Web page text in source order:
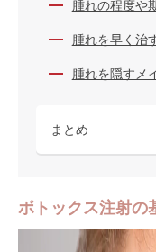
腫れの程度や
腫れを早く治
腫れを隠すメ
まとめ
ボトックス注射の